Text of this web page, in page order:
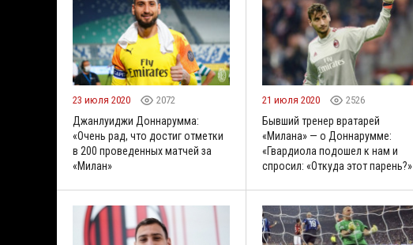
23 июля 2020 2072
Джанлуиджи Доннарумма:
«Очень рад, что достиг отметки
в 200 проведенных матчей за
«Милан»
21 июля 2020 2526
Бывший тренер вратарей
«Милана» — о Доннарумме:
«Гвардиола подошел к нам и
спросил: «Откуда этот парень?»